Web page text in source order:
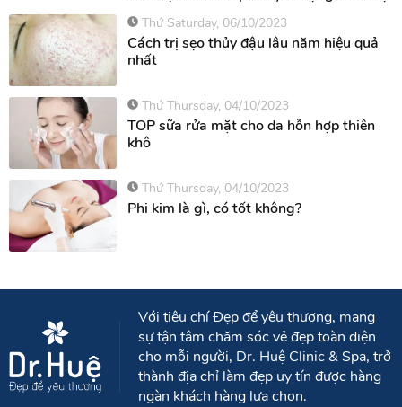
Thứ Wednesday, 10/10/2023
Dr.Huệ Clinic & Spa Tuyển dụng nhân sự
Cách trị sẹo thủy đậu lâu năm hiệu quả
nhất
TOP sữa rửa mặt cho da hỗn hợp thiên
khô
Với tiêu chí Đẹp để yêu thương, mang
sự tận tâm chăm sóc vẻ đẹp toàn diện